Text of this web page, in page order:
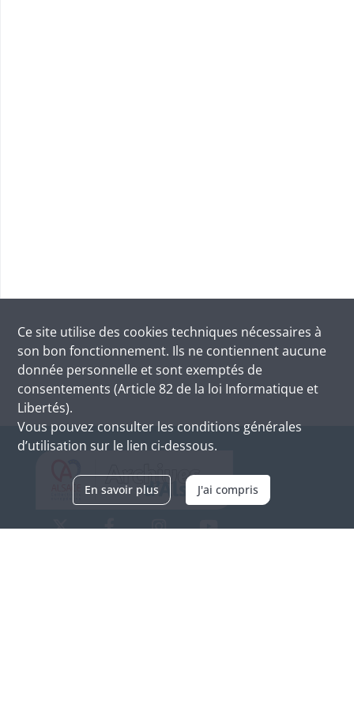
Ce site utilise des cookies techniques nécessaires à
son bon fonctionnement. Ils ne contiennent aucune
donnée personnelle et sont exemptés de
consentements (Article 82 de la loi Informatique et
Libertés).
Vous pouvez consulter les conditions générales
d’utilisation sur le lien ci-dessous.
En savoir plus J'ai compris